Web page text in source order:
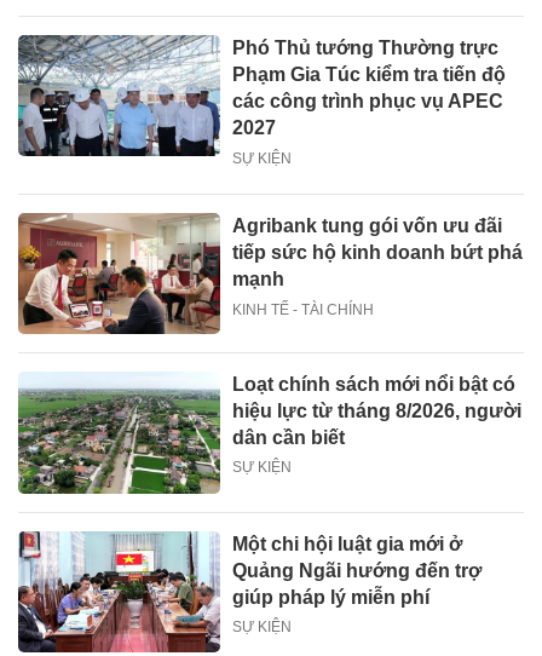
Phó Thủ tướng Thường trực
Phạm Gia Túc kiểm tra tiến độ
các công trình phục vụ APEC
2027
SỰ KIỆN
Agribank tung gói vốn ưu đãi
tiếp sức hộ kinh doanh bứt phá
mạnh
KINH TẾ - TÀI CHÍNH
Loạt chính sách mới nổi bật có
hiệu lực từ tháng 8/2026, người
dân cần biết
SỰ KIỆN
Một chi hội luật gia mới ở
Quảng Ngãi hướng đến trợ
giúp pháp lý miễn phí
SỰ KIỆN